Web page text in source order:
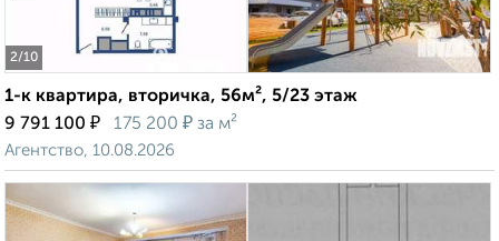
2/10
1-к квартира, вторичка, 56м², 5/23 этаж
9 791 100 ₽ 175 200 ₽ за м²
Агентство, 10.08.2026